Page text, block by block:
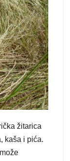
žitarica
kaša i pića.
može